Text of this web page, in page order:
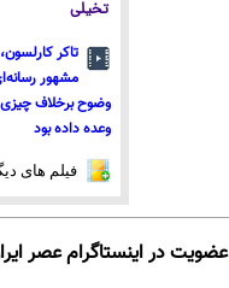
تخیلی
تاکر
مشهور
وضوح برخلاف
وعده داده بود
فیلم های
عضویت در اینستاگرام عصر